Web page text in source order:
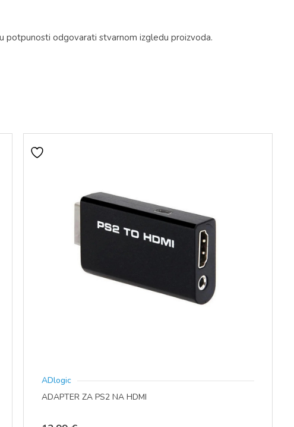
potpunosti odgovarati stvarnom izgledu proizvoda.
ADlogic
ADAPTER ZA PS2 NA HDMI